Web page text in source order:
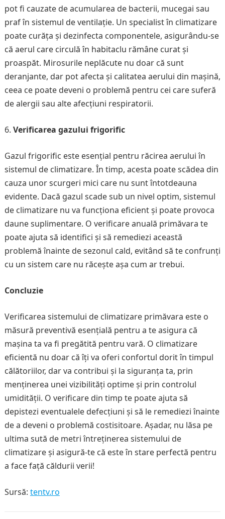
pot fi cauzate de acumularea de bacterii, mucegai sau
praf în sistemul de ventilație. Un specialist în climatizare
poate curăța și dezinfecta componentele, asigurându-se
că aerul care circulă în habitaclu rămâne curat și
proaspăt. Mirosurile neplăcute nu doar că sunt
deranjante, dar pot afecta și calitatea aerului din mașină,
ceea ce poate deveni o problemă pentru cei care suferă
de alergii sau alte afecțiuni respiratorii.
Verificarea gazului frigorific
Gazul frigorific este esențial pentru răcirea aerului în
sistemul de climatizare. În timp, acesta poate scădea din
cauza unor scurgeri mici care nu sunt întotdeauna
evidente. Dacă gazul scade sub un nivel optim, sistemul
de climatizare nu va funcționa eficient și poate provoca
daune suplimentare. O verificare anuală primăvara te
poate ajuta să identifici și să remediezi această
problemă înainte de sezonul cald, evitând să te confrunți
cu un sistem care nu răcește așa cum ar trebui.
Concluzie
Verificarea sistemului de climatizare primăvara este o
măsură preventivă esențială pentru a te asigura că
mașina ta va fi pregătită pentru vară. O climatizare
eficientă nu doar că îți va oferi confortul dorit în timpul
călătoriilor, dar va contribui și la siguranța ta, prin
menținerea unei vizibilități optime și prin controlul
umidității. O verificare din timp te poate ajuta să
depistezi eventualele defecțiuni și să le remediezi înainte
de a deveni o problemă costisitoare. Așadar, nu lăsa pe
ultima sută de metri întreținerea sistemului de
climatizare și asigură-te că este în stare perfectă pentru
a face față căldurii verii!
Sursă: tentv.ro